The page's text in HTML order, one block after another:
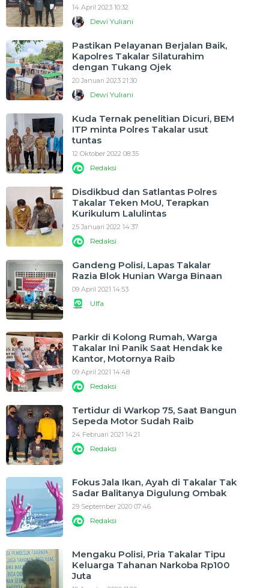
14 April 2023 10:32
Dewi Yuliani
Pastikan Pelayanan Berjalan Baik,
Kapolres Takalar Silaturahim
dengan Tukang Ojek
20 Januari 2023 21:30
Dewi Yuliani
Kuda Ternak penelitian Dicuri, BEM
ITP minta Polres Takalar usut
tuntas
12 Oktober 2022 08:35
Redaksi
Disdikbud dan Satlantas Polres
Takalar Teken MoU, Terapkan
Kurikulum Lalulintas
25 Januari 2022 14:37
Redaksi
Gandeng Polisi, Lapas Takalar
Razia Blok Hunian Warga Binaan
09 April 2021 14:53
Ulfa
Parkir di Kolong Rumah, Warga
Takalar Ini Panik Saat Hendak ke
Kantor, Motornya Raib
09 April 2021 14:48
Redaksi
Tertidur di Warkop 75, Saat Bangun
Sepeda Motor Sudah Raib
24 Februari 2021 14:21
Redaksi
Fokus Jala Ikan, Ayah di Takalar Tak
Sadar Balitanya Digulung Ombak
29 September 2020 07:46
Redaksi
Mengaku Polisi, Pria Takalar Tipu
Keluarga Tahanan Narkoba Rp100
Juta